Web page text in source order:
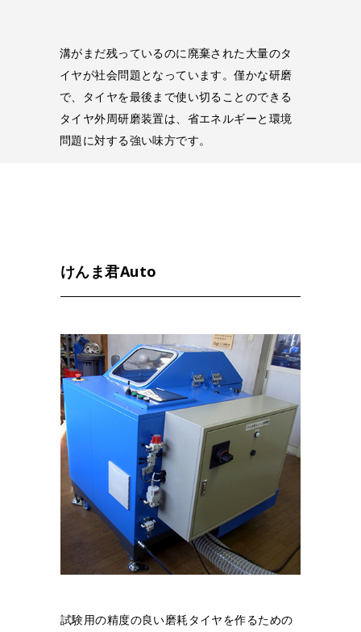
溝がまだ残っているのに廃棄された大量のタ
イヤが社会問題となっています。僅かな研磨
で、タイヤを最後まで使い切ることのできる
タイヤ外周研磨装置は、省エネルギーと環境
問題に対する強い味方です。
けんま君Auto
試験用の精度の良い磨耗タイヤを作るための